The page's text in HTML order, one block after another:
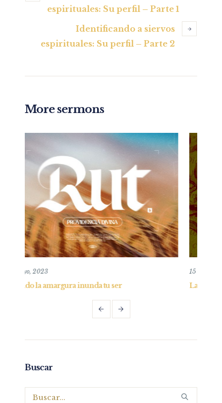
espirituales: Su perfil – Parte 1
Identificando a siervos
espirituales: Su perfil – Parte 2
More sermons
La Verdad en la agonía
Buscar